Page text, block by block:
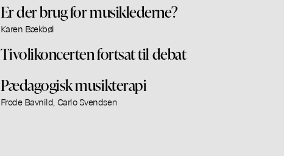
Er der brug for musiklederne?
Karen Bækbøl
Tivolikoncerten fortsat til debat
Pædagogisk musikterapi
Frode Bavnild, Carlo Svendsen